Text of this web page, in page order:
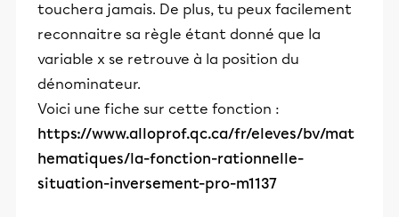
touchera jamais. De plus, tu peux facilement
reconnaitre sa règle étant donné que la
variable x se retrouve à la position du
dénominateur.
Voici une fiche sur cette fonction :
https://www.alloprof.qc.ca/fr/eleves/bv/mat
hematiques/la-fonction-rationnelle-
situation-inversement-pro-m1137